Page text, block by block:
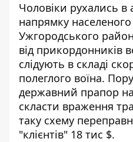
Чоловіки рухались в
напрямку
Ужгородського
від прикордонників
слідують в складі
полеглого воїна.
державний прапор
скласти враження
таку схему
"клієнтів" 18 тис $.